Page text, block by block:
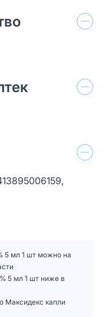
5 мл 1 шт можно на
5 мл 1 шт ниже в
Максидекс капли